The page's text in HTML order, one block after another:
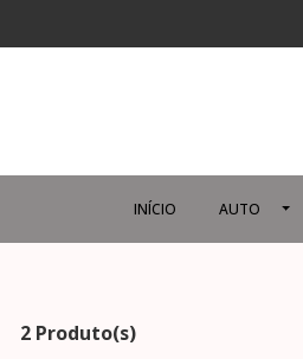
INÍCIO AUTO
2 Produto(s)